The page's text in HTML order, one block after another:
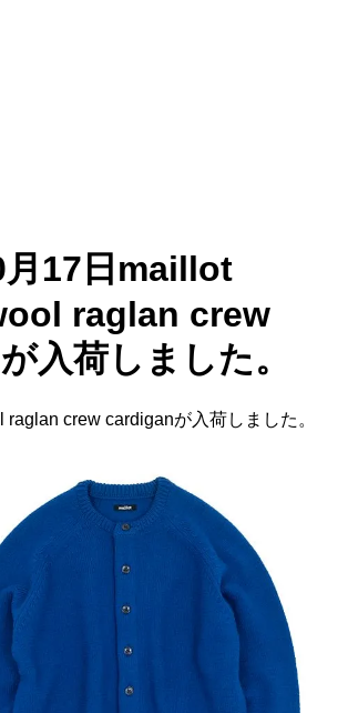
17日 maillot
raglan crew
入荷しました。
raglan crew cardiganが入荷しました。